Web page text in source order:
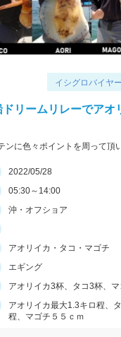
イシグロバイヤー
ドリームリレーでアオ
2022/05/28
05:30～14:00
沖・オフショア
アオリイカ・タコ・マゴチ
エギング
アオリイカ3杯、タコ3杯、
アオリイカ最大1.3キロ程、
程、マゴチ５５ｃｍ